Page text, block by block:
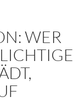
WER H
A
F